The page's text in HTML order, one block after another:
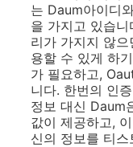
는 Daum아이디
을 가지고 있습
리가 가지지 않
용할 수 있게 하
가 필요하고,
니다. 한번의 인
정보 대신 Daum
값이 제공하고,
신의 정보를 티